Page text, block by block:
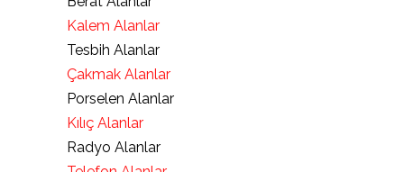
Kalem Alanlar
Tesbih Alanlar
Çakmak Alanlar
Porselen Alanlar
Kılıç Alanlar
Radyo Alanlar